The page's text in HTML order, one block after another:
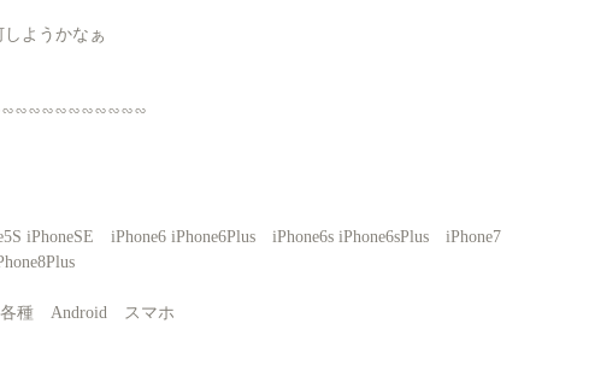
ようかなぁ
iPhoneSE　iPhone6 iPhone6Plus　iPhone6s iPhone6sPlus　iPhone7
種　Android　スマホ